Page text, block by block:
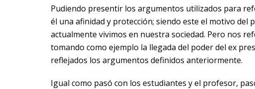
Pudiendo presentir los argumentos utilizados para
él una afinidad y protección; siendo este el motivo del
actualmente vivimos en nuestra sociedad. Pero nos
tomando como ejemplo la llegada del poder del ex
reflejados los argumentos definidos anteriormente.
Igual como pasó con los estudiantes y el profesor,